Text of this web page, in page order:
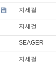
지세걸
지세걸
SEAGER
지세걸